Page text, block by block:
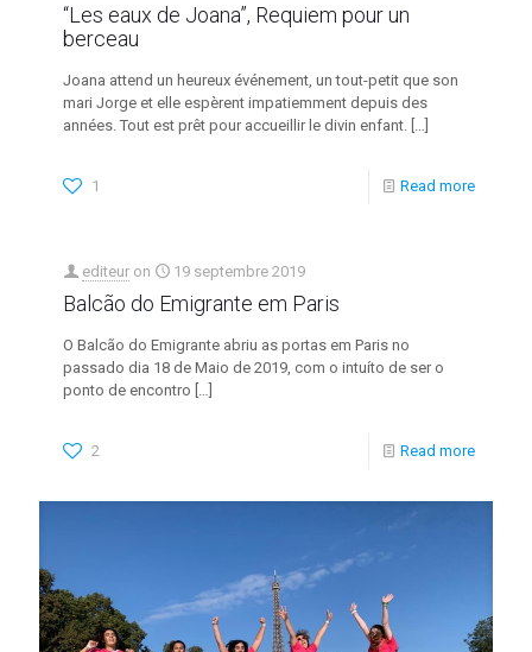
“Les eaux de Joana”, Requiem pour un
berceau
Joana attend un heureux événement, un tout-petit que son
mari Jorge et elle espèrent impatiemment depuis des
années. Tout est prêt pour accueillir le divin enfant. […]
1 Read more
editeur on 19 septembre 2019
Balcão do Emigrante em Paris
O Balcão do Emigrante abriu as portas em Paris no
passado dia 18 de Maio de 2019, com o intuíto de ser o
ponto de encontro […]
2 Read more